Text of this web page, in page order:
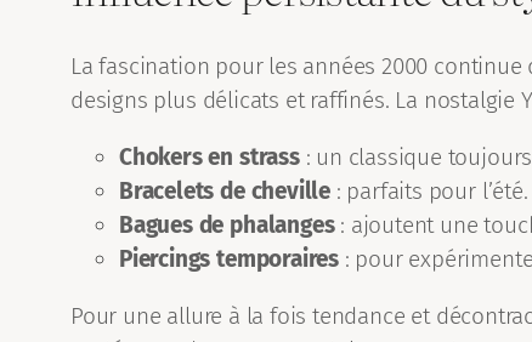
La fascination pour les années 2000
designs plus délicats et raffinés. La nostalgie
Chokers en strass: un classique
Bracelets de cheville: parfaits pour l’été.
Bagues de phalanges: ajoutent une
Piercings temporaires: pour
Pour une allure à la fois tendance et